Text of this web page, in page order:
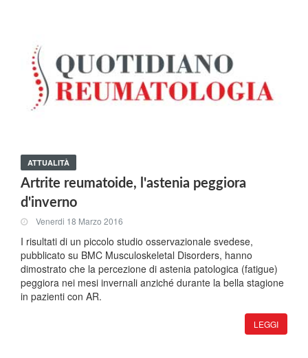
ATTUALITÀ
Artrite reumatoide, l'astenia peggiora
d'inverno
Venerdi 18 Marzo 2016
I risultati di un piccolo studio osservazionale svedese,
pubblicato su BMC Musculoskeletal Disorders, hanno
dimostrato che la percezione di astenia patologica (fatigue)
peggiora nei mesi invernali anziché durante la bella stagione
in pazienti con AR.
LEGGI